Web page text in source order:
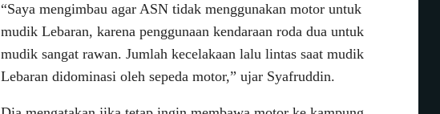
“Saya mengimbau agar ASN tidak menggunakan motor untuk
mudik Lebaran, karena penggunaan kendaraan roda dua untuk
mudik sangat rawan. Jumlah kecelakaan lalu lintas saat mudik
Lebaran didominasi oleh sepeda motor,” ujar Syafruddin.